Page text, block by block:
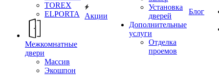
TOREX
ELPORTA
Межкомнатные
двери
Массив
Экошпон
Акции
Установка
дверей
Дополнительные
услуги
Отделка
проемов
Блог